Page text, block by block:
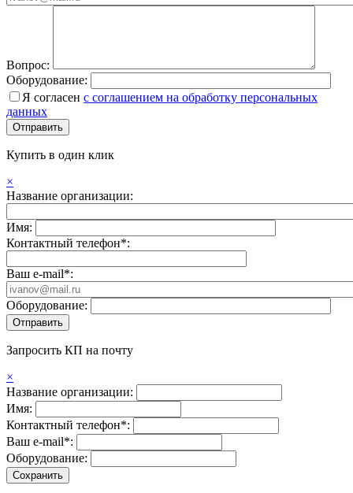
Вопрос:
Оборудование:
Я согласен с соглашением на обработку персональных
данных
Купить в один клик
×
Название организации:
Имя:
Контактный телефон*:
Ваш e-mail*:
Оборудование:
Запросить КП на почту
×
Название организации:
Имя:
Контактный телефон*:
Ваш e-mail*:
Оборудование: